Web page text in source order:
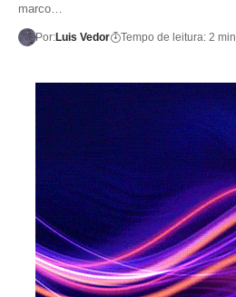
marco…
Por:Luis Vedor Tempo de leitura: 2 min